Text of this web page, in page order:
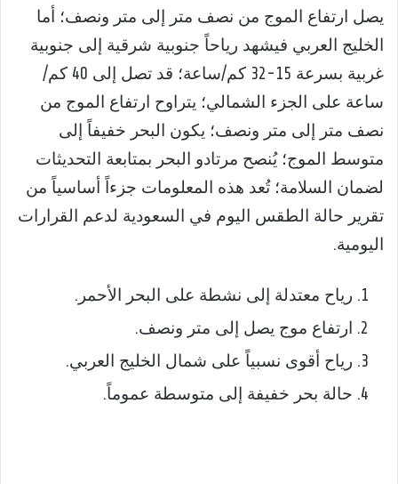
يصل ارتفاع الموج من نصف متر إلى متر ونصف؛ أما
الخليج العربي فيشهد رياحاً جنوبية شرقية إلى جنوبية
غربية بسرعة 15-32 كم/ساعة؛ قد تصل إلى 40 كم/
ساعة على الجزء الشمالي؛ يتراوح ارتفاع الموج من
نصف متر إلى متر ونصف؛ يكون البحر خفيفاً إلى
متوسط الموج؛ يُنصح مرتادو البحر بمتابعة التحديثات
لضمان السلامة؛ تُعد هذه المعلومات جزءاً أساسياً من
تقرير حالة الطقس اليوم في السعودية لدعم القرارات
اليومية.
رياح معتدلة إلى نشطة على البحر الأحمر.
ارتفاع موج يصل إلى متر ونصف.
رياح أقوى نسبياً على شمال الخليج العربي.
حالة بحر خفيفة إلى متوسطة عموماً.